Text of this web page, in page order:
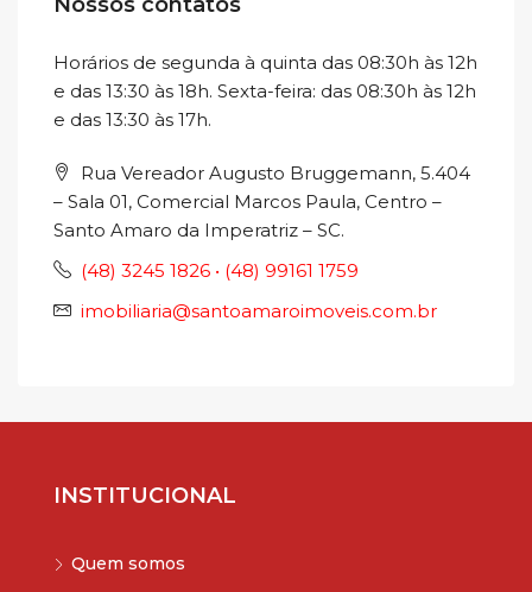
Horários de segunda à quinta das 08:30h às 12h
e das 13:30 às 18h. Sexta-feira: das 08:30h às 12h
e das 13:30 às 17h.
Rua Vereador Augusto Bruggemann, 5.404
– Sala 01, Comercial Marcos Paula, Centro –
Santo Amaro da Imperatriz – SC.
(48) 3245 1826 • (48) 99161 1759
imobiliaria@santoamaroimoveis.com.br
INSTITUCIONAL
Quem somos